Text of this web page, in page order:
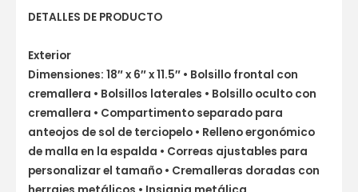
DETALLES DE PRODUCTO
Exterior
Dimensiones: 18″ x 6″ x 11.5″ • Bolsillo frontal con
cremallera • Bolsillos laterales • Bolsillo oculto con
cremallera • Compartimento separado para
anteojos de sol de terciopelo • Relleno ergonómico
de malla en la espalda • Correas ajustables para
personalizar el tamaño • Cremalleras doradas con